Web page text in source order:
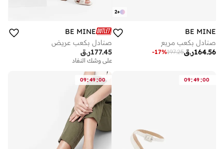
+
2
BE MINE
صنادل بكعب مربع
ر.ق164.56
197.25
-17%
BE MINE
صنادل بكعب عريض
ر.ق177.45
على وشك النفاد
09:49:00
09:49:00